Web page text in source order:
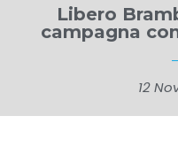
Libero
campagna
12